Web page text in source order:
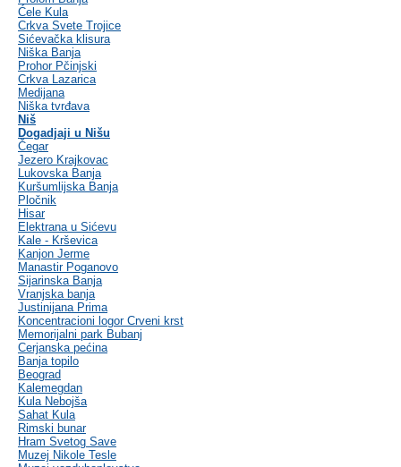
Ćele Kula
Crkva Svete Trojice
Sićevačka klisura
Niška Banja
Prohor Pčinjski
Crkva Lazarica
Medijana
Niška tvrđava
Niš
Dogadjaji u Nišu
Čegar
Jezero Krajkovac
Lukovska Banja
Kuršumlijska Banja
Pločnik
Hisar
Elektrana u Sićevu
Kale - Krševica
Kanjon Jerme
Manastir Poganovo
Sijarinska Banja
Vranjska banja
Justinijana Prima
Koncentracioni logor Crveni krst
Memorijalni park Bubanj
Cerjanska pećina
Banja topilo
Beograd
Kalemegdan
Kula Nebojša
Sahat Kula
Rimski bunar
Hram Svetog Save
Muzej Nikole Tesle